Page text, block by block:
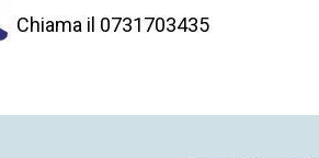
Chiama il 0731703435